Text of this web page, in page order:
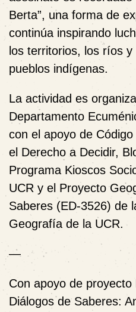
Berta”, una forma de
continúa inspirando
los territorios, los ríos
pueblos indígenas.
La actividad es
Departamento
con el apoyo de
el Derecho a Decidir,
Programa Kioscos
UCR y el Proyecto
Saberes (ED-3526) de
Geografía de la UCR.
—
Con apoyo de
Diálogos de Saberes: